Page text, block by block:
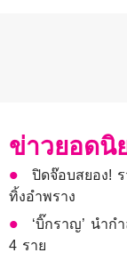
ข่าวยอดนิ
ปิดจ๊อบสยอง!
ทิ้งอำพราง
‘บิ๊กราญ’ นำก
4 ราย